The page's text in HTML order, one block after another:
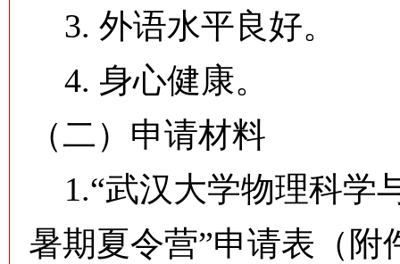
3. 外语水平良好。
4. 身心健康。
（二）申请材料
1.“武汉大学物理科学
暑期夏令营”申请表（附